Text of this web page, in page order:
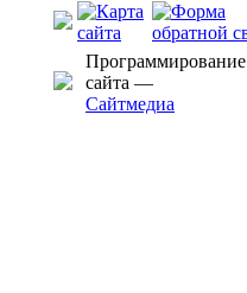
Программирование
сайта —
Сайтмедиа